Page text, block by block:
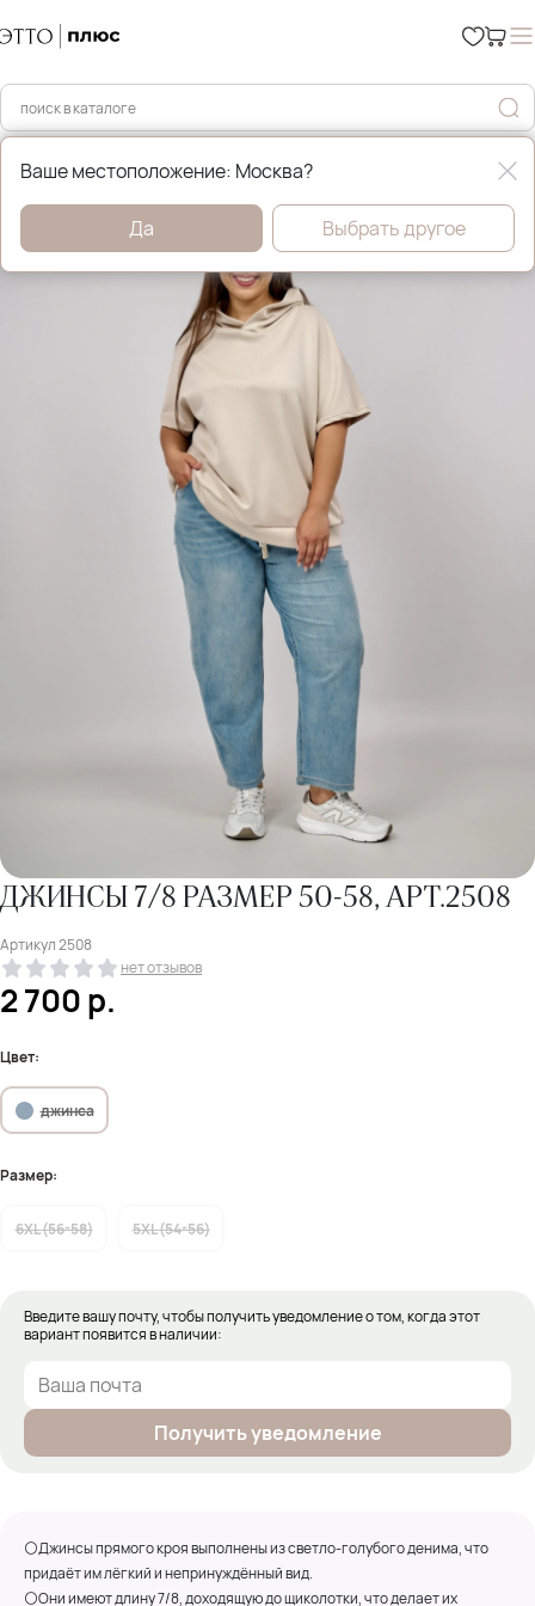
Главная Брюки и джинсы
ДЖИНСЫ 7/8 РАЗМЕР 50-58, АРТ.2508
Артикул2508
нет отзывов
2 700р.
Цвет:
джинса
Размер:
6XL (56-58) 5XL (54-56)
Введите вашу почту, чтобы получить уведомление о том, когда этот
вариант появится в наличии:
Получить уведомление
⚪Джинсы прямого кроя выполнены из светло-голубого денима, что
придаёт им лёгкий и непринуждённый вид.
⚪Они имеют длину 7/8, доходящую до щиколотки, что делает их
Ваше местоположение: Москва?
Да Выбрать другое